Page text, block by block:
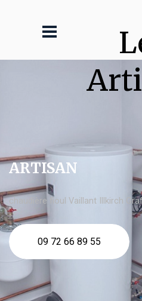
ARTISAN
chaudière fioul Vaillant Illkirch
09 72 66 89 55